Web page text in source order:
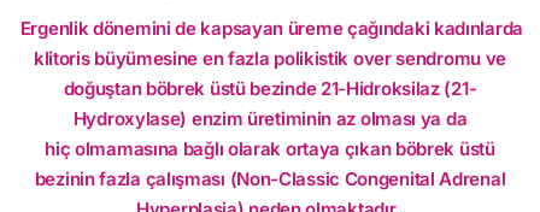
Ergenlik dönemini de kapsayan üreme çağındaki kadınlarda
klitoris büyümesine en fazla polikistik over sendromu ve
doğuştan böbrek üstü bezinde 21-Hidroksilaz (21-
Hydroxylase) enzim üretiminin az olması ya da
hiç olmamasına bağlı olarak ortaya çıkan böbrek üstü
bezinin fazla çalışması (Non-Classic Congenital Adrenal